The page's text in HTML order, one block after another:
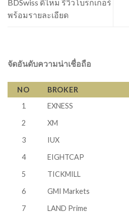
BDSwiss ดีไหม รีวิวโบรกเกอร์
พร้อมรายละเอียด
จัดอันดับความน่าเชื่อถือ
NO BROKER
1
EXNESS
2
XM
3
IUX
4
EIGHTCAP
5
TICKMILL
6
GMI Markets
7
LAND Prime